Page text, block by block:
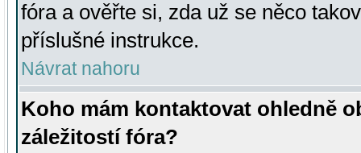
fóra a ověřte si, zda už se něco
příslušné instrukce.
Návrat nahoru
Koho mám kontaktovat ohledně
záležitostí fóra?